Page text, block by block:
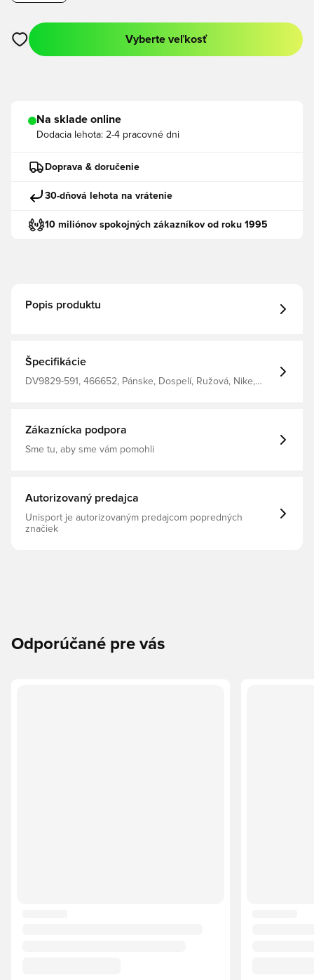
Otvorí modál na prihlásenie alebo registráciu ako člen
Vyberte veľkosť
Na sklade online
Dodacia lehota: 2-4 pracovné dni
Doprava & doručenie
30-dňová lehota na vrátenie
10 miliónov spokojných zákazníkov od roku 1995
Popis produktu
Špecifikácie
DV9829-591, 466652, Pánske, Dospelí, Ružová, Nike,
Zákaznícka podpora
Sme tu, aby sme vám pomohli
Autorizovaný predajca
Unisport je autorizovaným predajcom popredných
značiek
Odporúčané pre vás